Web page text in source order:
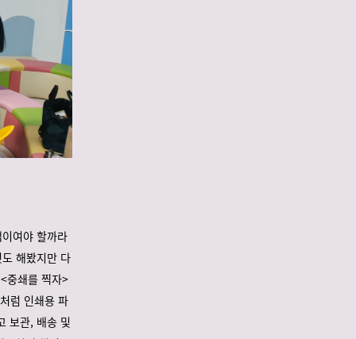
여야 할까라
해봤지만 다
중쇄를 찍자>
럼 인쇄용 파
보관, 배송 및